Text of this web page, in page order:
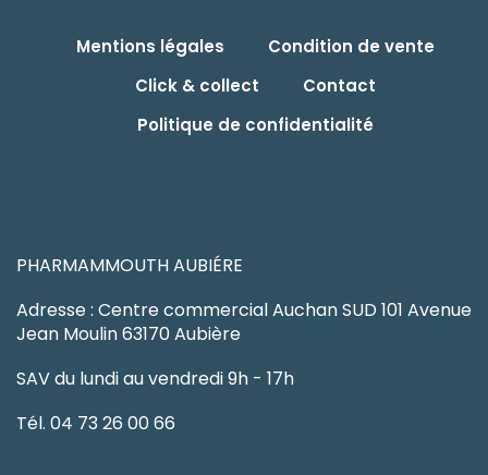
Mentions légales
Condition de vente
Click & collect
Contact
Politique de confidentialité
PHARMAMMOUTH AUBIÉRE
Adresse : Centre commercial Auchan SUD 101 Avenue
Jean Moulin 63170 Aubière
SAV du lundi au vendredi 9h - 17h
Tél. 04 73 26 00 66